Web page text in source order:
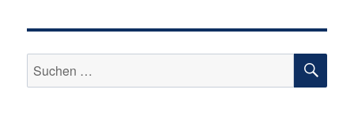
Suchen
nach: